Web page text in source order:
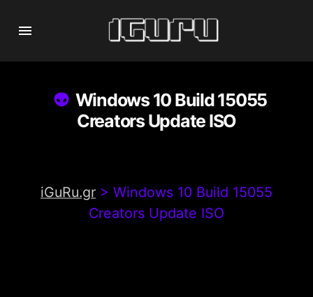
Windows 10 Build 15055
Creators Update ISO
iGuRu.gr > Windows 10 Build 15055
Creators Update ISO